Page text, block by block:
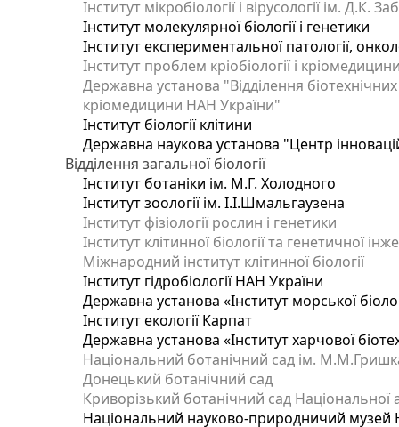
Інститут мікробіології і вірусології ім. Д.К.
Інститут молекулярної біології і генетики
Інститут експериментальної патології,
Інститут проблем кріобіології і
Державна установа "Відділення
кріомедицини НАН України"
Інститут біології клітини
Державна наукова установа "Центр
Відділення загальної біології
Інститут ботаніки ім. М.Г. Холодного
Інститут зоології ім. І.І.Шмальгаузена
Інститут фізіології рослин і генетики
Інститут клітинної біології та генетичної
Міжнародний інститут клітинної біології
Інститут гідробіології НАН України
Державна установа «Інститут морської
Інститут екології Карпат
Державна установа «Інститут харчової
Національний ботанічний сад ім.
Донецький ботанічний сад
Криворізький ботанічний сад Національної
Національний науково-природничий музей